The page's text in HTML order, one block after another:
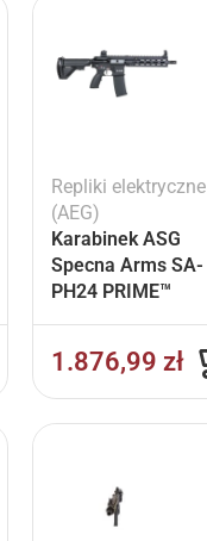
Repliki elektryczne
(AEG)
Karabinek ASG
Specna Arms SA-
PH24 PRIME™
1.876,99zł